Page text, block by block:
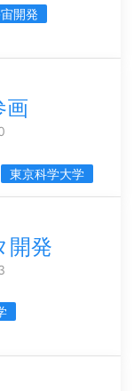
開発
画
東京科学大学
開発